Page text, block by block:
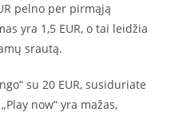
pelno per pirmąją
yra 1,5 EUR, o tai leidžia
srautą.
su 20 EUR, susiduriate
now“ yra mažas,